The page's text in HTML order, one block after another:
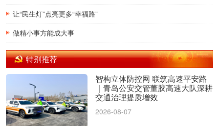
让“民生灯”点亮更多“幸福路”
做精小事方能成大事
特别推荐
智构立体防控网 联筑高速平安路
｜青岛公安交管董胶高速大队深耕
交通治理提质增效
2026-08-07